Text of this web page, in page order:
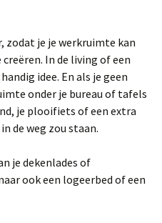
zodat je je werkruimte kan
In de living of een
idee. En als je geen
onder je bureau of tafels
je plooifiets of een extra
de weg zou staan.
je dekenlades of
ook een logeerbed of een